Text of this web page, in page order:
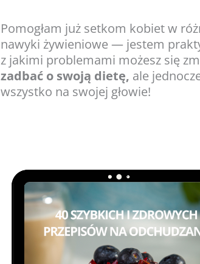
Pomogłam już setkom kobiet w
nawyki żywieniowe — jestem
z jakimi problemami możesz się
zadbać o swoją dietę, ale
wszystko na swojej głowie!